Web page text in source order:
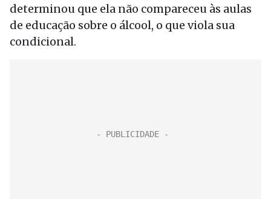
determinou que ela não compareceu às aulas
de educação sobre o álcool, o que viola sua
condicional.